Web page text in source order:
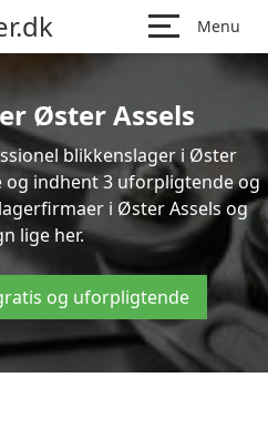
Menu
Øster Assels
blikkenslager i Øster
og indhent 3 uforpligtende og
i Øster Assels og
lige her.
og uforpligtende